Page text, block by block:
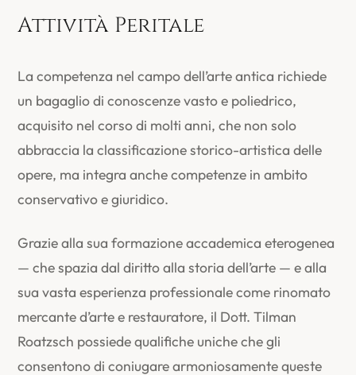
Attività Peritale
La competenza nel campo dell’arte antica richiede
un bagaglio di conoscenze vasto e poliedrico,
acquisito nel corso di molti anni, che non solo
abbraccia la classificazione storico-artistica delle
opere, ma integra anche competenze in ambito
conservativo e giuridico.
Grazie alla sua formazione accademica eterogenea
— che spazia dal diritto alla storia dell’arte — e alla
sua vasta esperienza professionale come rinomato
mercante d’arte e restauratore, il Dott. Tilman
Roatzsch possiede qualifiche uniche che gli
consentono di coniugare armoniosamente queste